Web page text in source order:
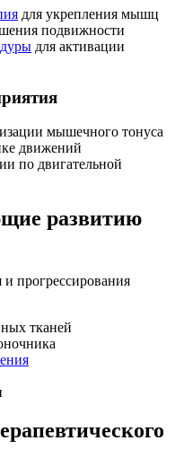
для укрепления мышц
подвижности
для активации
мышечного тонуса
движений
по двигательной
развитию
прогрессирования
тканей